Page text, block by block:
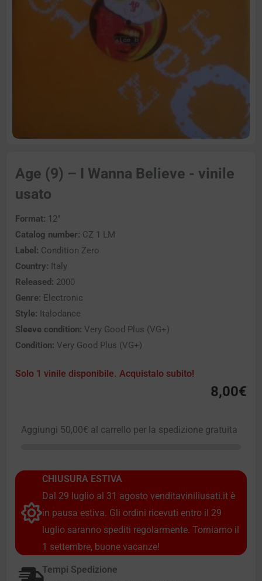
Age (9) – I Wanna Believe - vinile
usato
Format: 12″
Catalog number: CZ 1 LM
Label: Condition Zero
Country: Italy
Released: 2000
Genre: Electronic
Style: Italodance
Sleeve condition: Very Good Plus (VG+)
Condition: Very Good Plus (VG+)
Solo 1 vinile disponibile. Acquistalo subito!
8,00€
Aggiungi 50,00€ al carrello per la spedizione gratuita
CHIUSURA ESTIVA
Dal 29 luglio al 31 agosto venditaviniliusati.it è
in pausa estiva. Gli ordini ricevuti entro il 29
luglio saranno spediti regolarmente. Torniamo il
1 settembre, buone vacanze!
Tempi Spedizione